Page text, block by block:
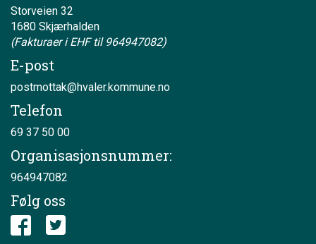
Storveien 32
1680 Skjærhalden
(Fakturaer i EHF til 964947082)
E-post
postmottak@hvaler.kommune.no
Telefon
69 37 50 00
Organisasjonsnummer:
964947082
Følg oss